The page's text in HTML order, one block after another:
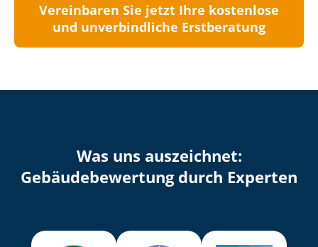
Vereinbaren Sie jetzt Ihre kostenlose
und unverbindliche Erstberatung
Was uns auszeichnet:
Ge­bäu­de­be­wer­tung durch Experten